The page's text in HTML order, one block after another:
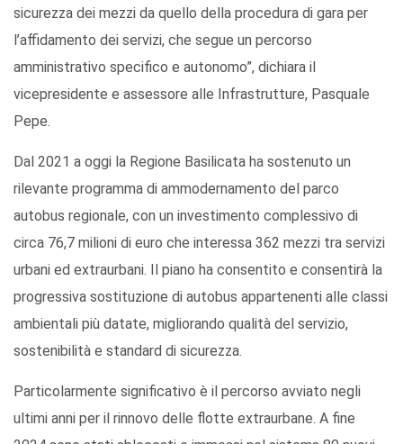
sicurezza dei mezzi da quello della procedura di gara per
l’affidamento dei servizi, che segue un percorso
amministrativo specifico e autonomo”, dichiara il
vicepresidente e assessore alle Infrastrutture, Pasquale
Pepe.
Dal 2021 a oggi la Regione Basilicata ha sostenuto un
rilevante programma di ammodernamento del parco
autobus regionale, con un investimento complessivo di
circa 76,7 milioni di euro che interessa 362 mezzi tra servizi
urbani ed extraurbani. Il piano ha consentito e consentirà la
progressiva sostituzione di autobus appartenenti alle classi
ambientali più datate, migliorando qualità del servizio,
sostenibilità e standard di sicurezza.
Particolarmente significativo è il percorso avviato negli
ultimi anni per il rinnovo delle flotte extraurbane. A fine